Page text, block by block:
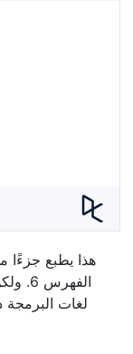
لغات البرمجة